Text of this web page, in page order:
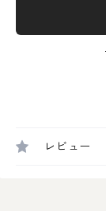
レビュー